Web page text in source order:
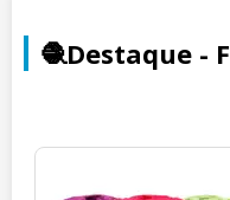
🧶Destaque -